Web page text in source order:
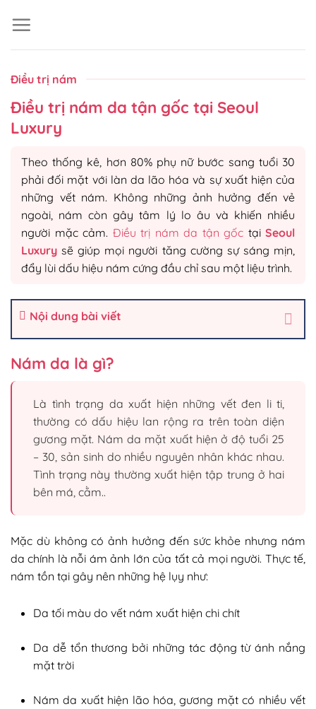
Điều trị nám
Điều trị nám da tận gốc tại Seoul
Luxury
Theo thống kê, hơn 80% phụ nữ bước sang tuổi 30
phải đối mặt với làn da lão hóa và sự xuất hiện của
những vết nám. Không những ảnh hưởng đến vẻ
ngoài, nám còn gây tâm lý lo âu và khiến nhiều
người mặc cảm. Điều trị nám da tận gốc tại Seoul
Luxury sẽ giúp mọi người tăng cường sự sáng mịn,
đẩy lùi dấu hiệu nám cứng đầu chỉ sau một liệu trình.
Nội dung bài viết
Nám da là gì?
Là tình trạng da xuất hiện những vết đen li ti,
thường có dấu hiệu lan rộng ra trên toàn diện
gương mặt. Nám da mặt xuất hiện ở độ tuổi 25
– 30, sản sinh do nhiều nguyên nhân khác nhau.
Tình trạng này thường xuất hiện tập trung ở hai
bên má, cằm..
Mặc dù không có ảnh hưởng đến sức khỏe nhưng nám
da chính là nỗi ám ảnh lớn của tất cả mọi người. Thực tế,
nám tồn tại gây nên những hệ lụy như:
Da tối màu do vết nám xuất hiện chi chít
Da dễ tổn thương bởi những tác động từ ánh nắng
mặt trời
Nám da xuất hiện lão hóa, gương mặt có nhiều vết